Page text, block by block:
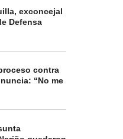
exconcejal
Defensa
contra
“No me